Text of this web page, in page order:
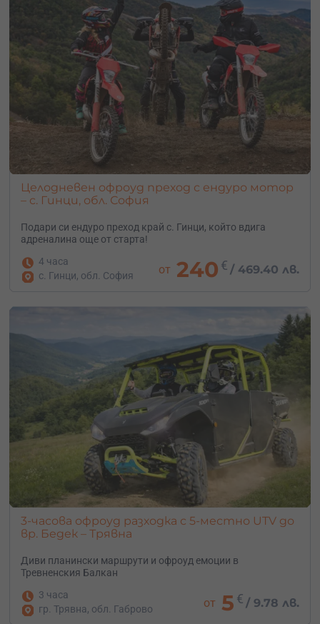
Целодневен офроуд преход с ендуро мотор
– с. Гинци, обл. София
Подари си ендуро преход край с. Гинци, който вдига
адреналина още от старта!
4 часа
с. Гинци, обл. София
от 240 € / 469.40 лв.
3-часова офроуд разходка с 5-местно UTV до
вр. Бедек – Трявна
Диви планински маршрути и офроуд емоции в
Тревненския Балкан
3 часа
гр. Трявна, обл. Габрово
от 5 € /9.78 лв.